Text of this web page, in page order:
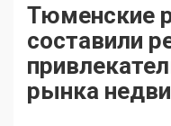
Поздравляем
Ещё
Тюменские
составили
рынка